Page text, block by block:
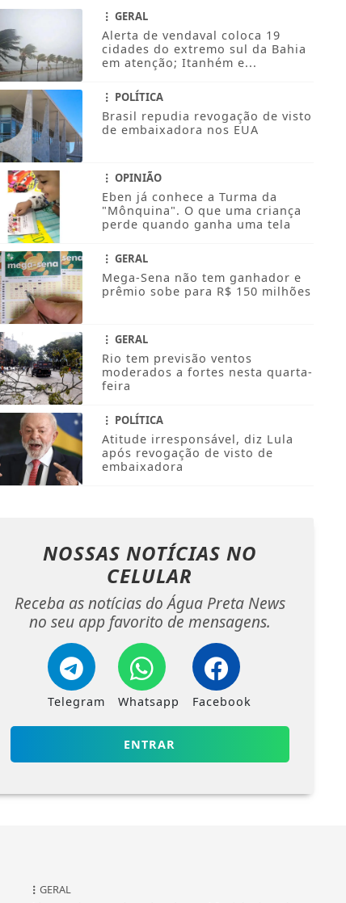
GERAL
Alerta de vendaval coloca 19
cidades do extremo sul da Bahia
em atenção; Itanhém e...
POLÍTICA
Brasil repudia revogação de visto
de embaixadora nos EUA
OPINIÃO
Eben já conhece a Turma da
"Mônquina". O que uma criança
perde quando ganha uma tela
GERAL
Mega-Sena não tem ganhador e
prêmio sobe para R$ 150 milhões
GERAL
Rio tem previsão ventos
moderados a fortes nesta quarta-
feira
POLÍTICA
Atitude irresponsável, diz Lula
após revogação de visto de
embaixadora
NOSSAS NOTÍCIAS NO
CELULAR
Receba as notícias do Água Preta News
no seu app favorito de mensagens.
Telegram Whatsapp Facebook
ENTRAR
GERAL